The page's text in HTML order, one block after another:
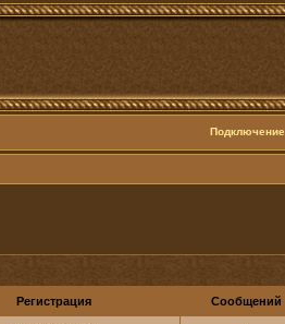
Подключение
Регистрация Сообщений